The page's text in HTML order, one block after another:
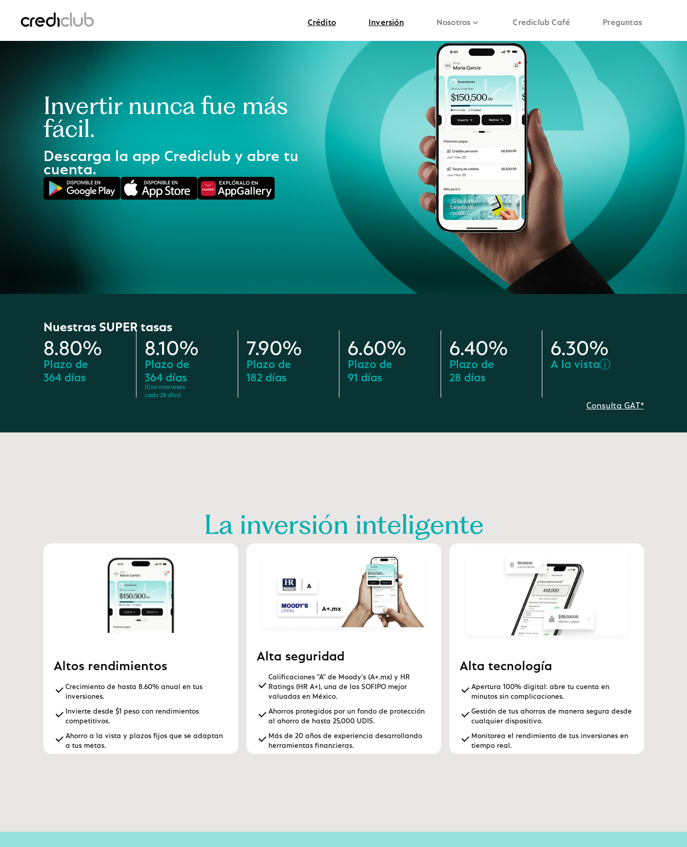
Crédito Inversión Nosotros Crediclub Café Preguntas
Invertir nunca fue más
fácil.
Descarga la app Crediclub y abre tu
cuenta.
Nuestras SUPER tasas
8.80%
Plazo de
364 días
8.10%
Plazo de
364 días
(Con intereses
cada 28 días)
7.90%
Plazo de
182 días
6.60%
Plazo de
91 días
6.40%
Plazo de
28 días
6.30%
A la vista
Consulta GAT*
La inversión inteligente
Altos rendimientos
Crecimiento de hasta 8.60% anual en tus
inversiones.
Invierte desde $1 peso con rendimientos
competitivos.
Ahorro a la vista y plazos fijos que se adaptan
a tus metas.
Alta seguridad
Calificaciones "A" de Moody’s (A+.mx) y HR
Ratings (HR A+), una de las SOFIPO mejor
valuadas en México.
Ahorros protegidos por un fondo de protección
al ahorro de hasta 25,000 UDIS.
Más de 20 años de experiencia desarrollando
herramientas financieras.
Alta tecnología
Apertura 100% digital: abre tu cuenta en
minutos sin complicaciones.
Gestión de tus ahorros de manera segura desde
cualquier dispositivo.
Monitorea el rendimiento de tus inversiones en
tiempo real.